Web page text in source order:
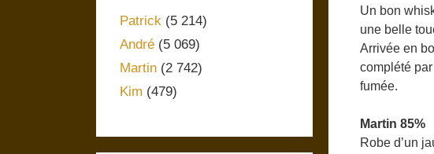
Un bon
une belle
Arrivée en
complété
fumée.
Martin 85%
Robe d’un
Patrick (5 214)
André (5 069)
Martin (2 742)
Kim (479)